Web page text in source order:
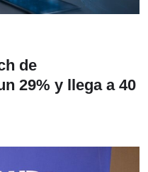
de
29% y llega a 40